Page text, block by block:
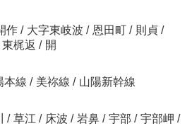
作 / 大字東岐波 / 恩田町 / 則貞 /
東梶返 / 開
本線 / 美祢線 / 山陽新幹線
/ 草江 / 床波 / 岩鼻 / 宇部 / 宇部岬 /